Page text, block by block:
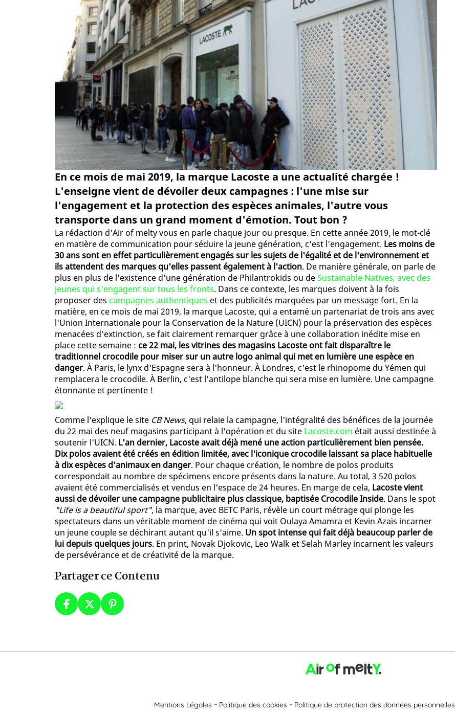
En ce mois de mai 2019, la marque Lacoste a une actualité chargée !
L'enseigne vient de dévoiler deux campagnes : l'une mise sur
l'engagement et la protection des espèces animales, l'autre vous
transporte dans un grand moment d'émotion. Tout bon ?
La rédaction d'Air of melty vous en parle chaque jour ou presque. En cette année 2019, le mot-clé
en matière de communication pour séduire la jeune génération, c'est l'engagement. Les moins de
30 ans sont en effet particulièrement engagés sur les sujets de l'égalité et de l'environnement et
ils attendent des marques qu'elles passent également à l'action. De manière générale, on parle de
plus en plus de l'existence d'une génération de Philantrokids ou deSustainable Natives, avec des
jeunes qui s'engagent sur tous les fronts. Dans ce contexte, les marques doivent à la fois
proposer des campagnes authentiques et des publicités marquées par un message fort. En la
matière, en ce mois de mai 2019, la marque Lacoste, qui a entamé un partenariat de trois ans avec
l'Union Internationale pour la Conservation de la Nature (UICN) pour la préservation des espèces
menacées d'extinction, se fait clairement remarquer grâce à une collaboration inédite mise en
place cette semaine : ce 22 mai, les vitrines des magasins Lacoste ont fait disparaître le
traditionnel crocodile pour miser sur un autre logo animal qui met en lumière une espèce en
danger. À Paris, le lynx d'Espagne sera à l'honneur. À Londres, c'est le rhinopome du Yémen qui
remplacera le crocodile. À Berlin, c'est l'antilope blanche qui sera mise en lumière. Une campagne
étonnante et pertinente !
Comme l'explique le site CB News, qui relaie la campagne, l'intégralité des bénéfices de la journée
du 22 mai des neuf magasins participant à l'opération et du site Lacoste.com était aussi destinée à
soutenir l'UICN. L'an dernier, Lacoste avait déjà mené une action particulièrement bien pensée.
Dix polos avaient été créés en édition limitée, avec l'iconique crocodile laissant sa place habituelle
à dix espèces d'animaux en danger. Pour chaque création, le nombre de polos produits
correspondait au nombre de spécimens encore présents dans la nature. Au total, 3 520 polos
avaient été commercialisés et vendus en l'espace de 24 heures. En marge de cela, Lacoste vient
aussi de dévoiler une campagne publicitaire plus classique, baptisée Crocodile Inside. Dans le spot
"Life is a beautiful sport", la marque, avec BETC Paris, révèle un court métrage qui plonge les
spectateurs dans un véritable moment de cinéma qui voit Oulaya Amamra et Kevin Azaïs incarner
un jeune couple se déchirant autant qu'il s'aime. Un spot intense qui fait déjà beaucoup parler de
lui depuis quelques jours. En print, Novak Djokovic, Leo Walk et Selah Marley incarnent les valeurs
de persévérance et de créativité de la marque.
Partager ce Contenu
Mentions Légales Politique des cookies Politique de protection des données personnelles